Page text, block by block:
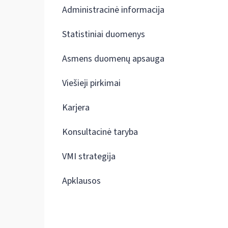
Administracinė informacija
Statistiniai duomenys
Asmens duomenų apsauga
Viešieji pirkimai
Karjera
Konsultacinė taryba
VMI strategija
Apklausos